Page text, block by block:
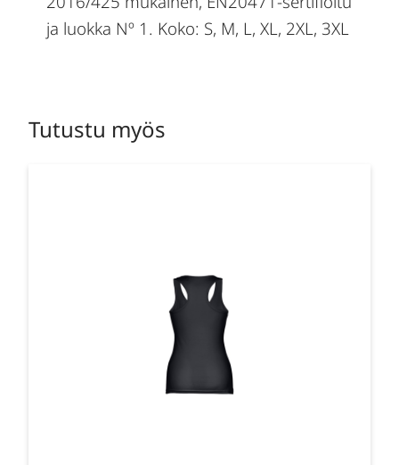
ja luokka Nº 1. Koko: S, M, L, XL, 2XL, 3XL
Tutustu myös